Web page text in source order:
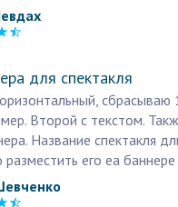
для спектакля
сбрасываю
Второй с текстом.
Название спектакля
его еа баннере